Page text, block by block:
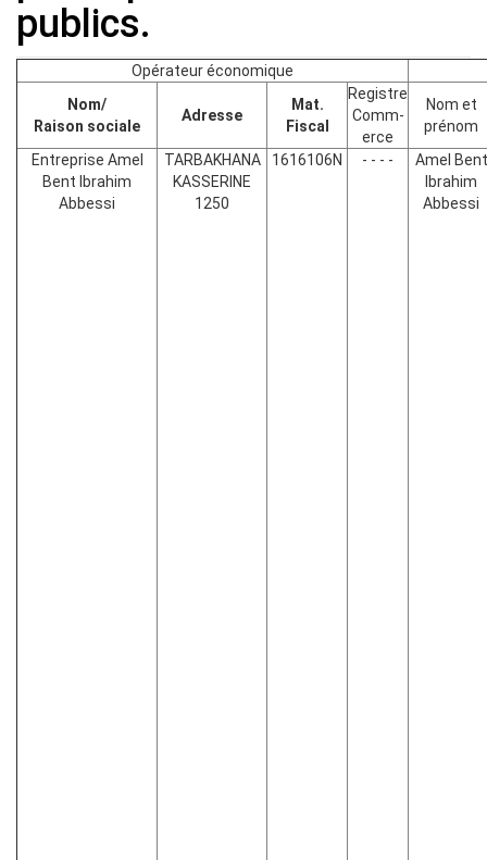
publics.
Opérateur économique
Nom/
Raison sociale
Adresse
Mat.
Fiscal
Registre
Comm-
erce
Nom et
prénom
Entreprise Amel
Bent Ibrahim
Abbessi
TARBAKHANA
KASSERINE
1250
1616106N - - - -
Amel Bent
Ibrahim
Abbessi